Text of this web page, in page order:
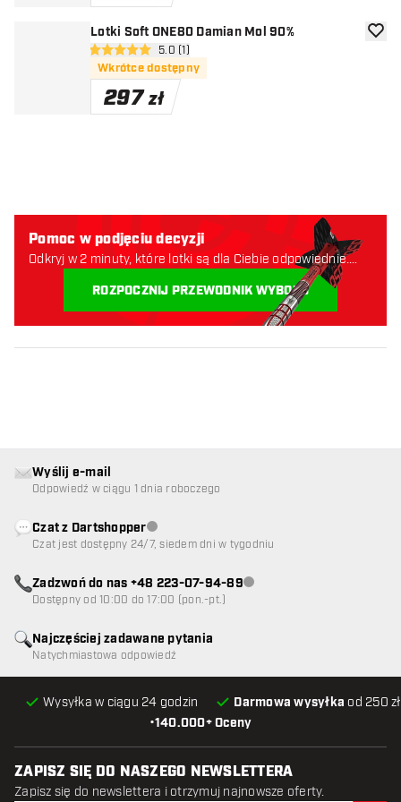
Lotki Soft ONE80 Damian Mol 90%
otwórz panel recenzji
5 gwiazdki oceny
5.0 (1)
Wkrótce dostępny
297 zł
Pomoc w podjęciu decyzji
Odkryj w 2 minuty, które lotki są dla Ciebie odpowiednie.
ROZPOCZNIJ PRZEWODNIK WYBORU
•140.000+ Oceny
Wysyłka w ciągu 24 godzin Darmowa wysyłka od 250
Najczęściej zadawane pytania
Natychmiastowa odpowiedź
Wyślij e-mail
Odpowiedź w ciągu 1 dnia roboczego
Czat z DartshopperObsługa klienta niedostępna
Czat jest dostępny 24/7, siedem dni w tygodniu
Zadzwoń do nas +48 223-07-94-89Obsługa klienta niedostępna
Dostępny od 10:00 do 17:00 (pon.-pt.)
ZAPISZ SIĘ DO NASZEGO NEWSLETTERA
Zapisz się do newslettera i otrzymuj najnowsze oferty.